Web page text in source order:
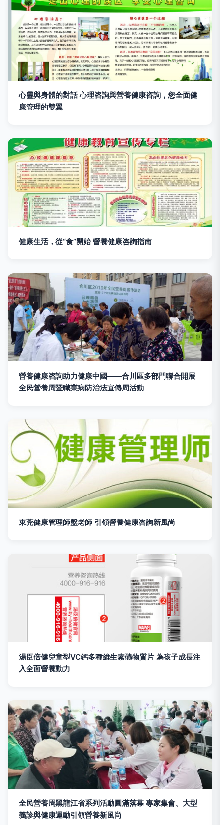
心靈與身體的對話 心理咨詢與營養健康咨詢，您全面健
康管理的雙翼
健康生活，從“食”開始 營養健康咨詢指南
營養健康咨詢助力健康中國——合川區多部門聯合開展
全民營養周暨職業病防治法宣傳周活動
東莞健康管理師盤老師 引領營養健康咨詢新風尚
湯臣倍健兒童型VC鈣多種維生素礦物質片 為孩子成長注
入全面營養動力
全民營養周黑龍江省系列活動圓滿落幕 專家集會、大型
義診與健康運動引領營養新風尚